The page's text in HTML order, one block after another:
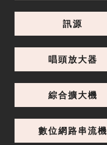
訊源
唱頭放大器
綜合擴大機
數位網路串流機